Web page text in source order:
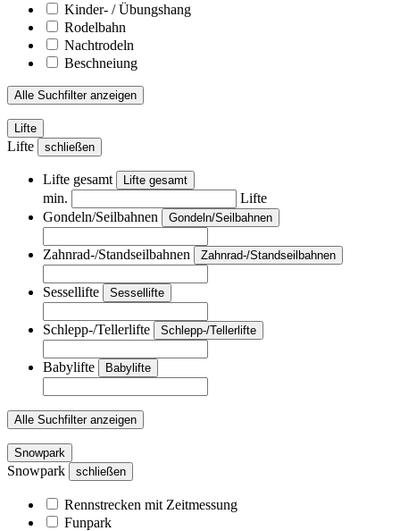
Kinder- / Übungshang
Rodelbahn
Nachtrodeln
Beschneiung
Alle Suchfilter anzeigen
Lifte
Lifte schließen
Lifte gesamt Lifte gesamt
min.
Lifte
Gondeln/Seilbahnen
Gondeln/Seilbahnen
Zahnrad-/Standseilbahnen Zahnrad-/Standseilbahnen
Sessellifte Sessellifte
Schlepp-/Tellerlifte Schlepp-/Tellerlifte
Babylifte Babylifte
Alle Suchfilter anzeigen
Snowpark
Snowpark schließen
Rennstrecken mit Zeitmessung
Funpark